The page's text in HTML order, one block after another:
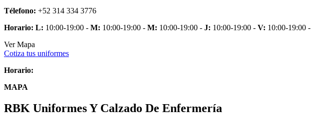
Télefono: +52 314 334 3776
Horario: L: 10:00-19:00 - M: 10:00-19:00 - M: 10:00-19:00 - J: 10:00-19:00 - V: 10:00-19:00 -
Ver Mapa
Cotiza tus uniformes
Horario:
MAPA
RBK Uniformes Y Calzado De Enfermería